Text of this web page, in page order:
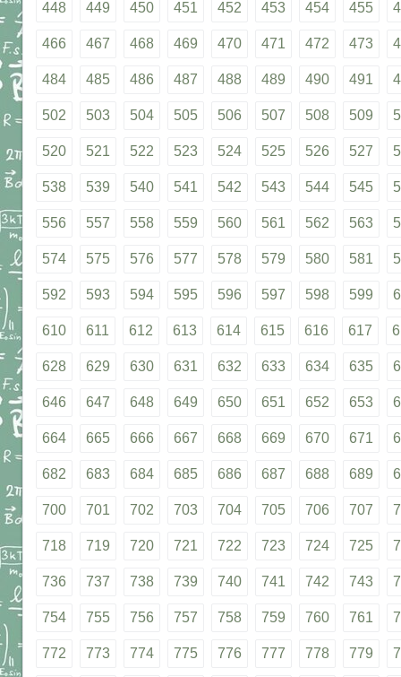
448 449 450 451 452 453 454 455
466 467 468 469 470 471 472 473
484 485 486 487 488 489 490 491
502 503 504 505 506 507 508 509
520 521 522 523 524 525 526 527
538 539 540 541 542 543 544 545
556 557 558 559 560 561 562 563
574 575 576 577 578 579 580 581
592 593 594 595 596 597 598 599
610 611 612 613 614 615 616 617
628 629 630 631 632 633 634 635
646 647 648 649 650 651 652 653
664 665 666 667 668 669 670 671
682 683 684 685 686 687 688 689
700 701 702 703 704 705 706 707
718 719 720 721 722 723 724 725
736 737 738 739 740 741 742 743
754 755 756 757 758 759 760 761
772 773 774 775 776 777 778 779